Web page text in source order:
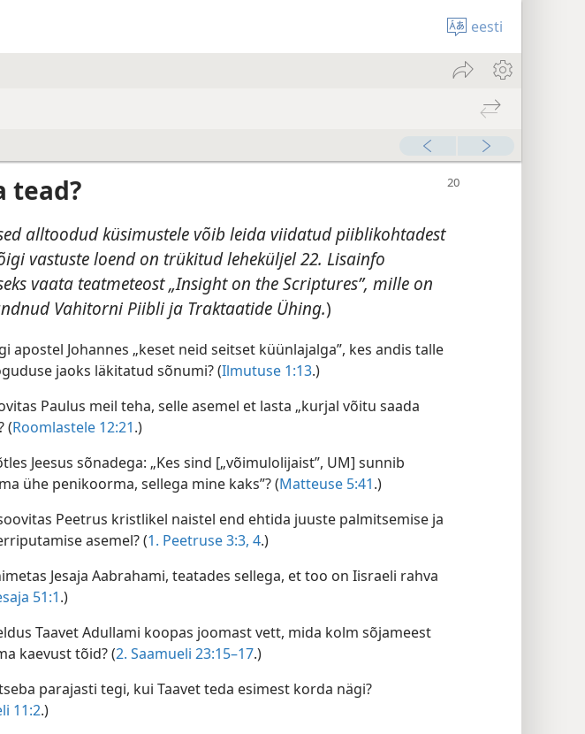
eesti
tead?
alltoodud küsimustele võib leida viidatud piiblikohtadest
vastuste loend on trükitud leheküljel 22. Lisainfo
vaata teatmeteost „Insight on the Scriptures”, mille on
Vahitorni Piibli ja Traktaatide Ühing.)
apostel Johannes „keset neid seitset küünlajalga”, kes andis talle
jaoks läkitatud sõnumi? (Ilmutuse 1:13.)
Paulus meil teha, selle asemel et lasta „kurjal võitu saada
(Roomlastele 12:21.)
Jeesus sõnadega: „Kes sind [„võimulolijaist”, UM] sunnib
ühe penikoorma, sellega mine kaks”? (Matteuse 5:41.)
Peetrus kristlikel naistel end ehtida juuste palmitsemise ja
asemel? (1. Peetruse 3:3, 4.)
Jesaja Aabrahami, teatades sellega, et too on Iisraeli rahva
51:1.)
Taavet Adullami koopas joomast vett, mida kolm sõjameest
kaevust tõid? (2. Saamueli 23:15–17.)
parajasti tegi, kui Taavet teda esimest korda nägi?
11:2.)